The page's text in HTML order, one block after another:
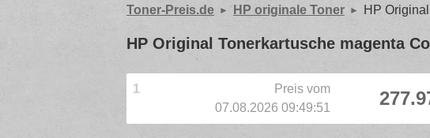
Toner-Preis.de HP originale Toner HP
HP Original Tonerkartusche magenta
1
Preis vom
07.08.2026 09:49:51